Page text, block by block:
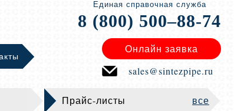
Единая справочная служба
8 (800) 500–88-74
Онлайн заявка
sales@sintezpipe.ru
Прайс-листы все